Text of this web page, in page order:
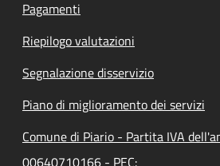
Pagamenti
Riepilogo valutazioni
Segnalazione disservizio
Piano di miglioramento dei servizi
Comune di Piario - Partita IVA
00640710166 - PEC: